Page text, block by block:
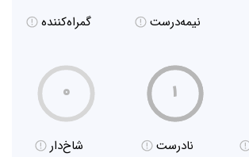
نیمه‌درست گمراه‌کننده
۱
نادرست
۰
شاخ‌دار